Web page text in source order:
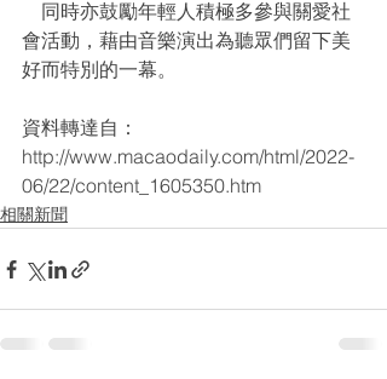
會活動，藉由音樂演出為聽眾們留下美
好而特別的一幕。
資料轉達自：
http://www.macaodaily.com/html/2022-
06/22/content_1605350.htm
相關新聞